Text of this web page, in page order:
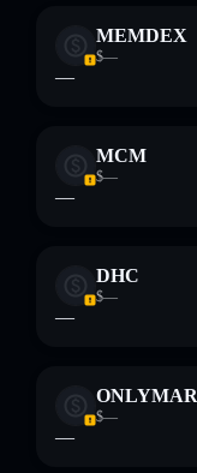
Haftungsausschluss:
MEMDEX
$—
—
MCM
$—
—
DHC
$—
—
$—
—